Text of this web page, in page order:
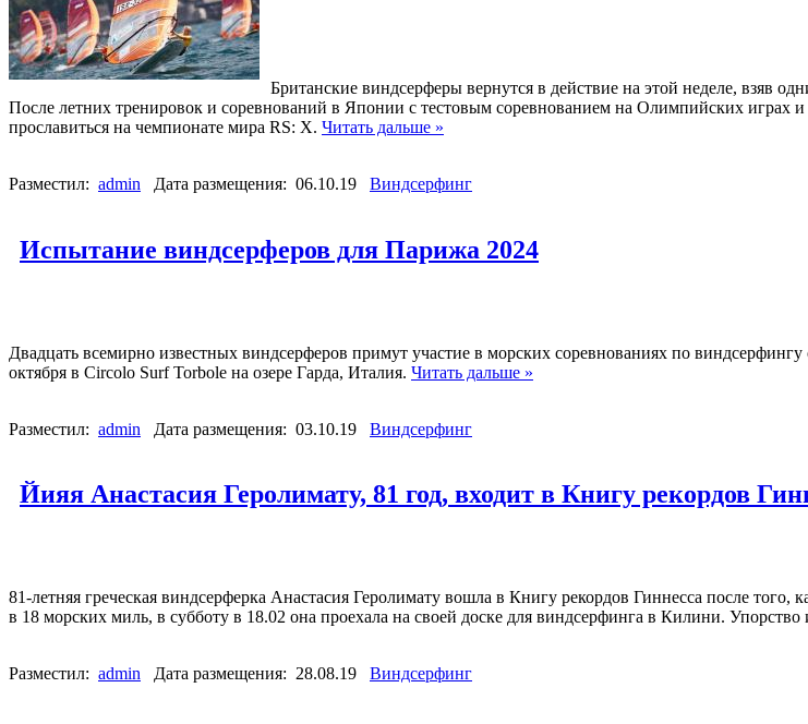
Британские виндсерферы вернутся в действие на этой неделе, взяв
После летних тренировок и соревнований в Японии с тестовым соревнованием на Олимпийских играх
прославиться на чемпионате мира RS: X. Читать дальше »
Разместил: admin Дата размещения: 06.10.19 Виндсерфинг
Испытание виндсерферов для Парижа 2024
Двадцать всемирно известных виндсерферов примут участие в морских соревнованиях по
октября в Circolo Surf Torbole на озере Гарда, Италия. Читать дальше »
Разместил: admin Дата размещения: 03.10.19 Виндсерфинг
Йияя Анастасия Геролимату, 81 год, входит в Книгу рекордов
81-летняя греческая виндсерферка Анастасия Геролимату вошла в Книгу рекордов Гиннесса после
в 18 морских миль, в субботу в 18.02 она проехала на своей доске для виндсерфинга в Килини.
Разместил: admin Дата размещения: 28.08.19 Виндсерфинг